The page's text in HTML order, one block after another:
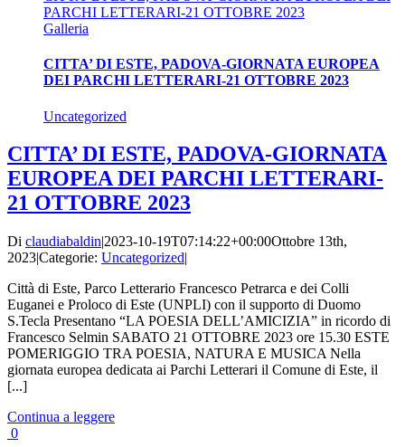
PARCHI LETTERARI-21 OTTOBRE 2023
Galleria
CITTA’ DI ESTE, PADOVA-GIORNATA EUROPEA
DEI PARCHI LETTERARI-21 OTTOBRE 2023
Uncategorized
CITTA’ DI ESTE, PADOVA-GIORNATA
EUROPEA DEI PARCHI LETTERARI-
21 OTTOBRE 2023
Di claudiabaldin|2023-10-19T07:14:22+00:00Ottobre 13th,
2023|Categorie: Uncategorized|
Città di Este, Parco Letterario Francesco Petrarca e dei Colli
Euganei e Proloco di Este (UNPLI) con il supporto di Duomo
S.Tecla Presentano “LA POESIA DELL’AMICIZIA” in ricordo di
Francesco Selmin SABATO 21 OTTOBRE 2023 ore 15.30 ESTE
POMERIGGIO TRA POESIA, NATURA E MUSICA Nella
giornata europea dedicata ai Parchi Letterari il Comune di Este, il
[...]
Continua a leggere
0